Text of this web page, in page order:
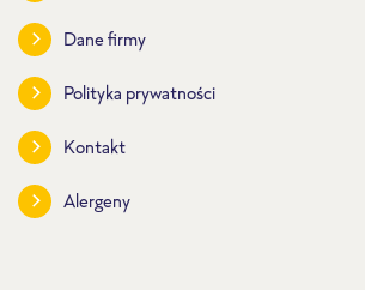
Dane firmy
Polityka prywatności
Kontakt
Alergeny